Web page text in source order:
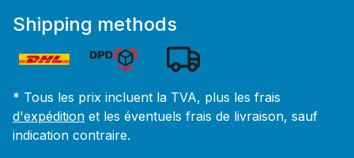
Shipping methods
* Tous les prix incluent la TVA, plus les frais
d'expédition et les éventuels frais de livraison, sauf
indication contraire.